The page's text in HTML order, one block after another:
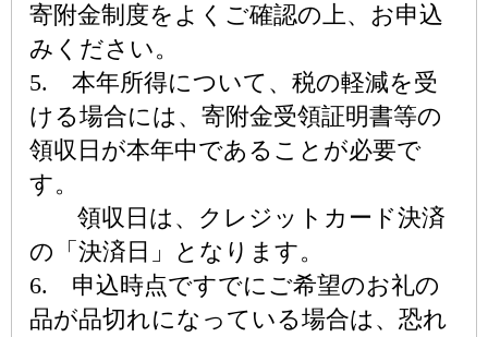
寄附金制度をよくご確認の上、お申込
みください。
5. 本年所得について、税の軽減を受
ける場合には、寄附金受領証明書等の
領収日が本年中であることが必要で
す。
領収日は、クレジットカード決済
の「決済日」となります。
6. 申込時点ですでにご希望のお礼の
品が品切れになっている場合は、恐れ